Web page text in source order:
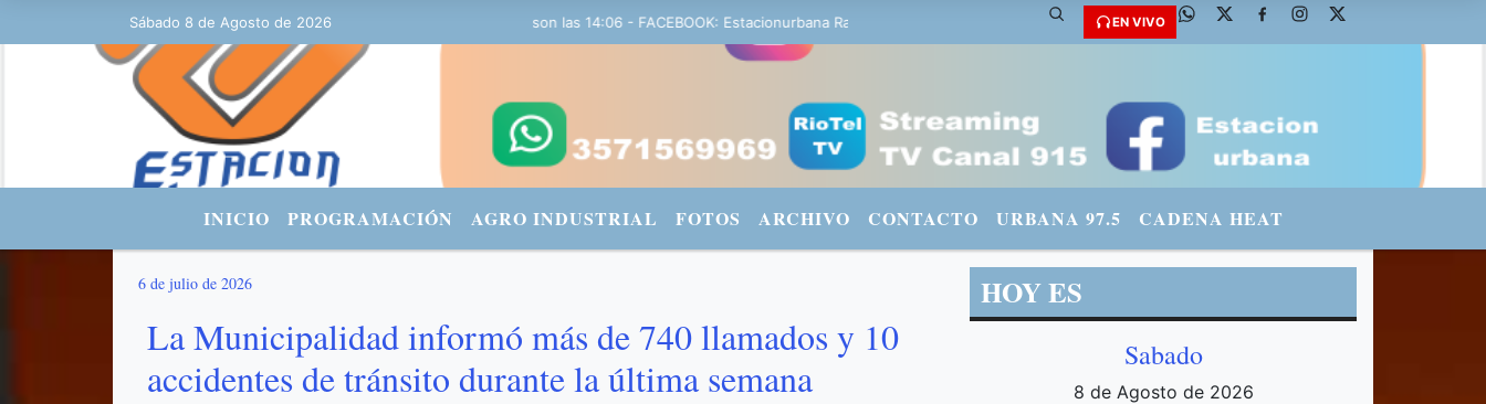
Sábado 8 de Agosto de 2026
Hoy es Sábado 8 de Agosto de 2026 y son las 14:06 - FACEBOOK: Estacionurbana Radiourbana - TWITTER: @fmradiourbana - INSTAGRAM: urbanario3 WHATSAPP: 3571569969
EN VIVO
INICIO PROGRAMACIÓN AGRO INDUSTRIAL FOTOS ARCHIVO CONTACTO URBANA 97.5 CADENA HEAT
6 de julio de 2026
La Municipalidad informó más de 740 llamados y 10
accidentes de tránsito durante la última semana
HOY ES
Sabado
8 de Agosto de 2026